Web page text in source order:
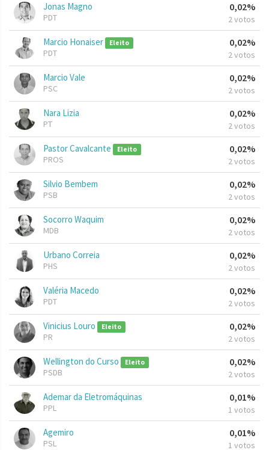
Jonas Magno
PDT
0,02%
2 votos
Marcio Honaiser Eleito
PDT
0,02%
2 votos
Marcio Vale
PSC
0,02%
2 votos
Nara Lizia
PT
0,02%
2 votos
Pastor Cavalcante Eleito
PROS
0,02%
2 votos
Silvio Bembem
PSB
0,02%
2 votos
Socorro Waquim
MDB
0,02%
2 votos
Urbano Correia
PHS
0,02%
2 votos
Valéria Macedo
PDT
0,02%
2 votos
Vinicius Louro Eleito
PR
0,02%
2 votos
Wellington do Curso Eleito
PSDB
0,02%
2 votos
Ademar da Eletromáquinas
PPL
0,01%
1 votos
Agemiro
PSL
0,01%
1 votos